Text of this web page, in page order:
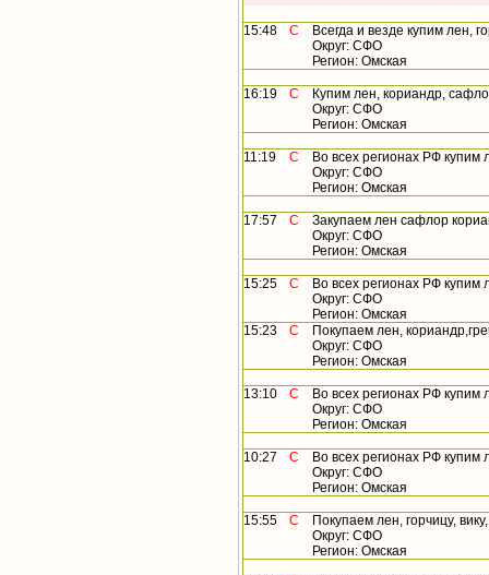
15:48 С
Всегда и везде купим лен,
Округ: СФО
Регион: Омская
16:19 С
Купим лен, кориандр,
Округ: СФО
Регион: Омская
11:19 С
Во всех регионах РФ купим
Округ: СФО
Регион: Омская
17:57 С
Закупаем лен сафлор
Округ: СФО
Регион: Омская
15:25 С
Во всех регионах РФ купим
Округ: СФО
Регион: Омская
15:23
С
Покупаем лен,
Округ: СФО
Регион: Омская
13:10 С
Во всех регионах РФ купим
Округ: СФО
Регион: Омская
10:27 С
Во всех регионах РФ купим
Округ: СФО
Регион: Омская
15:55 С
Покупаем лен, горчицу,
Округ: СФО
Регион: Омская